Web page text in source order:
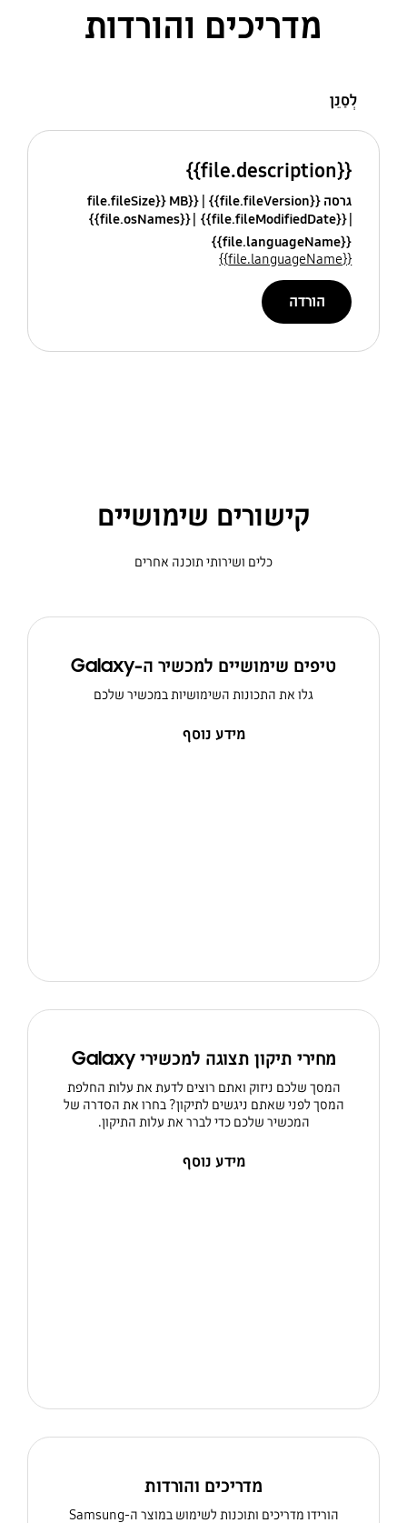
מדריכים והורדות
לְסַנֵן
{{file.description}}
גרסה {{file.fileVersion}}
{{file.fileSize}} MB
{{file.fileModifiedDate}}
{{file.osNames}}
{{file.languageName}}
{{file.languageName}}
הורדה
קישורים שימושיים
כלים ושירותי תוכנה אחרים
טיפים שימושיים למכשיר ה-Galaxy
גלו את התכונות השימושיות במכשיר שלכם
מידע נוסף
מחירי תיקון תצוגה למכשירי Galaxy
המסך שלכם ניזוק ואתם רוצים לדעת את עלות החלפת
המסך לפני שאתם ניגשים לתיקון? בחרו את הסדרה של
המכשיר שלכם כדי לברר את עלות התיקון.
מידע נוסף
מדריכים והורדות
הורידו מדריכים ותוכנות לשימוש במוצר ה-Samsung